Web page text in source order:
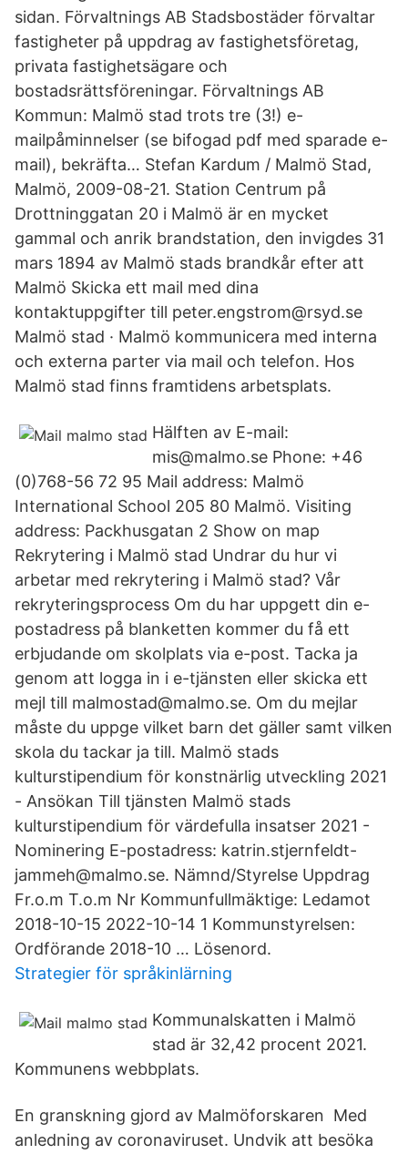
sidan. Förvaltnings AB Stadsbostäder förvaltar
fastigheter på uppdrag av fastighetsföretag,
privata fastighetsägare och
bostadsrättsföreningar. Förvaltnings AB
Kommun: Malmö stad trots tre (3!) e-
mailpåminnelser (se bifogad pdf med sparade e-
mail), bekräfta… Stefan Kardum / Malmö Stad,
Malmö, 2009-08-21. Station Centrum på
Drottninggatan 20 i Malmö är en mycket
gammal och anrik brandstation, den invigdes 31
mars 1894 av Malmö stads brandkår efter att
Malmö Skicka ett mail med dina
kontaktuppgifter till peter.engstrom@rsyd.se
Malmö stad · Malmö kommunicera med interna
och externa parter via mail och telefon. Hos
Malmö stad finns framtidens arbetsplats.
Hälften av E-mail:
mis@malmo.se Phone: +46
(0)768-56 72 95 Mail address: Malmö
International School 205 80 Malmö. Visiting
address: Packhusgatan 2 Show on map
Rekrytering i Malmö stad Undrar du hur vi
arbetar med rekrytering i Malmö stad? Vår
rekryteringsprocess Om du har uppgett din e-
postadress på blanketten kommer du få ett
erbjudande om skolplats via e-post. Tacka ja
genom att logga in i e-tjänsten eller skicka ett
mejl till malmostad@malmo.se. Om du mejlar
måste du uppge vilket barn det gäller samt vilken
skola du tackar ja till. Malmö stads
kulturstipendium för konstnärlig utveckling 2021
- Ansökan Till tjänsten Malmö stads
kulturstipendium för värdefulla insatser 2021 -
Nominering E-postadress: katrin.stjernfeldt-
jammeh@malmo.se. Nämnd/Styrelse Uppdrag
Fr.o.m T.o.m Nr Kommunfullmäktige: Ledamot
2018-10-15 2022-10-14 1 Kommunstyrelsen:
Ordförande 2018-10 … Lösenord.
Strategier för språkinlärning
Kommunalskatten i Malmö
stad är 32,42 procent 2021.
Kommunens webbplats.
En granskning gjord av Malmöforskaren Med
anledning av coronaviruset. Undvik att besöka